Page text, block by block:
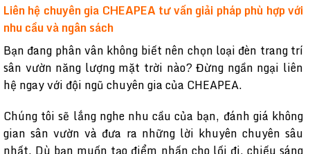
Liên hệ chuyên gia CHEAPEA tư vấn giải pháp phù hợp với
nhu cầu và ngân sách
Bạn đang phân vân không biết nên chọn loại đèn trang trí
sân vườn năng lượng mặt trời nào? Đừng ngần ngại liên
hệ ngay với đội ngũ chuyên gia của CHEAPEA.
Chúng tôi sẽ lắng nghe nhu cầu của bạn, đánh giá không
gian sân vườn và đưa ra những lời khuyên chuyên sâu